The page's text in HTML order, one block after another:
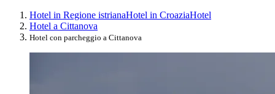
Hotel in Regione istrianaHotel in CroaziaHotel
Hotel a Cittanova
Hotel con parcheggio a Cittanova